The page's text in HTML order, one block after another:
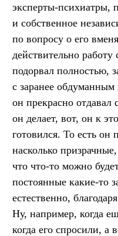
эксперты-психиатры,
и собственное
по вопросу о его
действительно
подорвал полностью,
с заранее обдуманным
он прекрасно отдавал
он делает, вот, он к
готовился. То есть он
насколько
что что-то можно
постоянные какие-то
естественно,
Ну, например, когда
когда его спросили, а